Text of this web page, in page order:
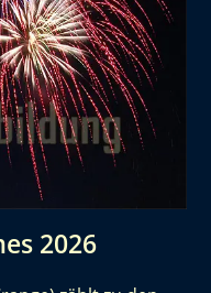
2026